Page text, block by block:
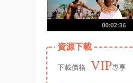
資源下載
下載價格 VIP專享